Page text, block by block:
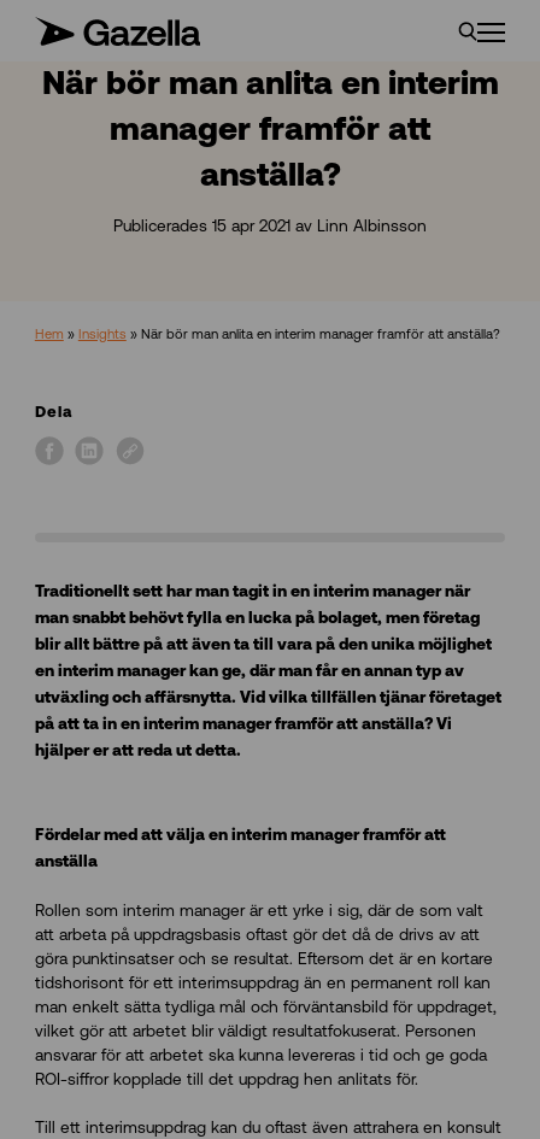
När bör man anlita en interim
manager framför att
anställa?
Publicerades 15 apr 2021 av Linn Albinsson
Hem » Insights » När bör man anlita en interim manager framför att anställa?
Dela
Traditionellt sett har man tagit in en interim manager när
man snabbt behövt fylla en lucka på bolaget, men företag
blir allt bättre på att även ta till vara på den unika möjlighet
en interim manager kan ge, där man får en annan typ av
utväxling och affärsnytta. Vid vilka tillfällen tjänar företaget
på att ta in en interim manager framför att anställa? Vi
hjälper er att reda ut detta.
Fördelar med att välja en interim manager framför att
anställa
Rollen som interim manager är ett yrke i sig, där de som valt
att arbeta på uppdragsbasis oftast gör det då de drivs av att
göra punktinsatser och se resultat. Eftersom det är en kortare
tidshorisont för ett interimsuppdrag än en permanent roll kan
man enkelt sätta tydliga mål och förväntansbild för uppdraget,
vilket gör att arbetet blir väldigt resultatfokuserat. Personen
ansvarar för att arbetet ska kunna levereras i tid och ge goda
ROI-siffror kopplade till det uppdrag hen anlitats för.
Till ett interimsuppdrag kan du oftast även attrahera en konsult